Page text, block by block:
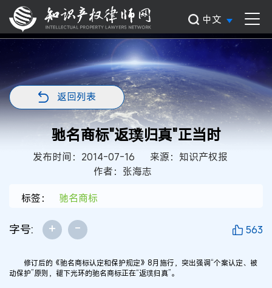
中文
返回列表
驰名商标"返璞归真"正当时
发布时间：2014-07-16
来源：知识产权报
作者：张海志
标签：
驰名商标
字号: + - 563
修订后的《驰名商标认定和保护规定》8月施行，突出强调“个案认定、被
动保护”原则，褪下光环的驰名商标正在“返璞归真”。